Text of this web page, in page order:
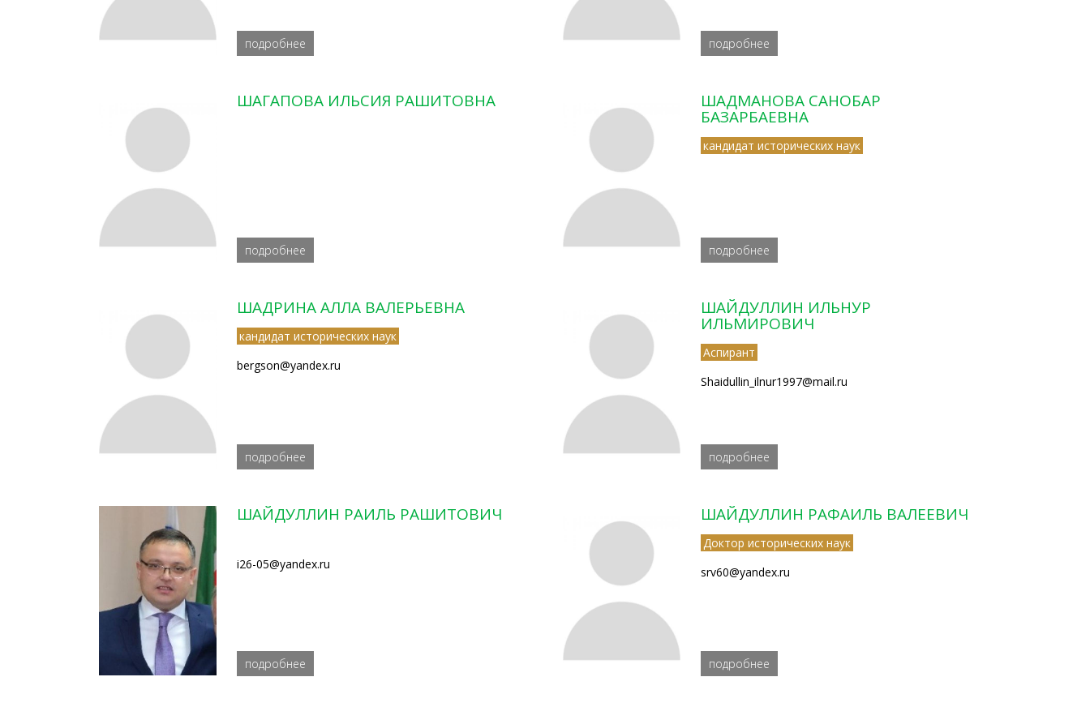
подробнее подробнее
ШАГАПОВА ИЛЬСИЯ РАШИТОВНА
подробнее
ШАДМАНОВА САНОБАР
БАЗАРБАЕВНА
кандидат исторических наук
подробнее
ШАДРИНА АЛЛА ВАЛЕРЬЕВНА
кандидат исторических наук
bergson@yandex.ru
подробнее
ШАЙДУЛЛИН ИЛЬНУР
ИЛЬМИРОВИЧ
Аспирант
Shaidullin_ilnur1997@mail.ru
подробнее
ШАЙДУЛЛИН РАИЛЬ РАШИТОВИЧ
i26-05@yandex.ru
подробнее
ШАЙДУЛЛИН РАФАИЛЬ ВАЛЕЕВИЧ
Доктор исторических наук
srv60@yandex.ru
подробнее